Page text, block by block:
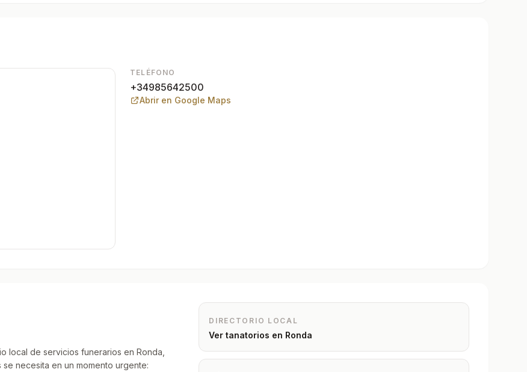
TELÉFONO
+34985642500
Abrir en Google Maps
local de servicios funerarios en Ronda,
necesita en un momento urgente:
DIRECTORIO LOCAL
Ver tanatorios en Ronda